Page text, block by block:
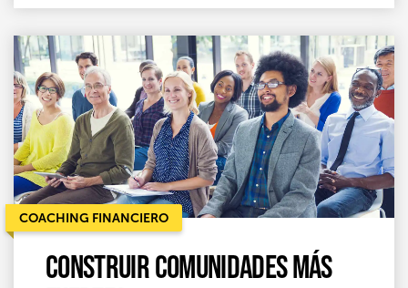
COACHING FINANCIERO
Construir Comunidades más